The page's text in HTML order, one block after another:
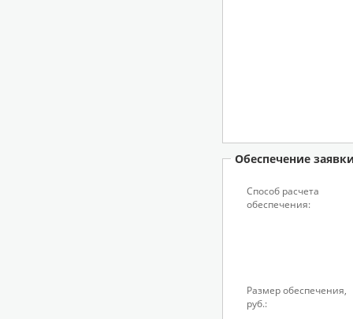
Обеспечение
Способ расчета
обеспечения:
Размер обеспечения,
руб.: